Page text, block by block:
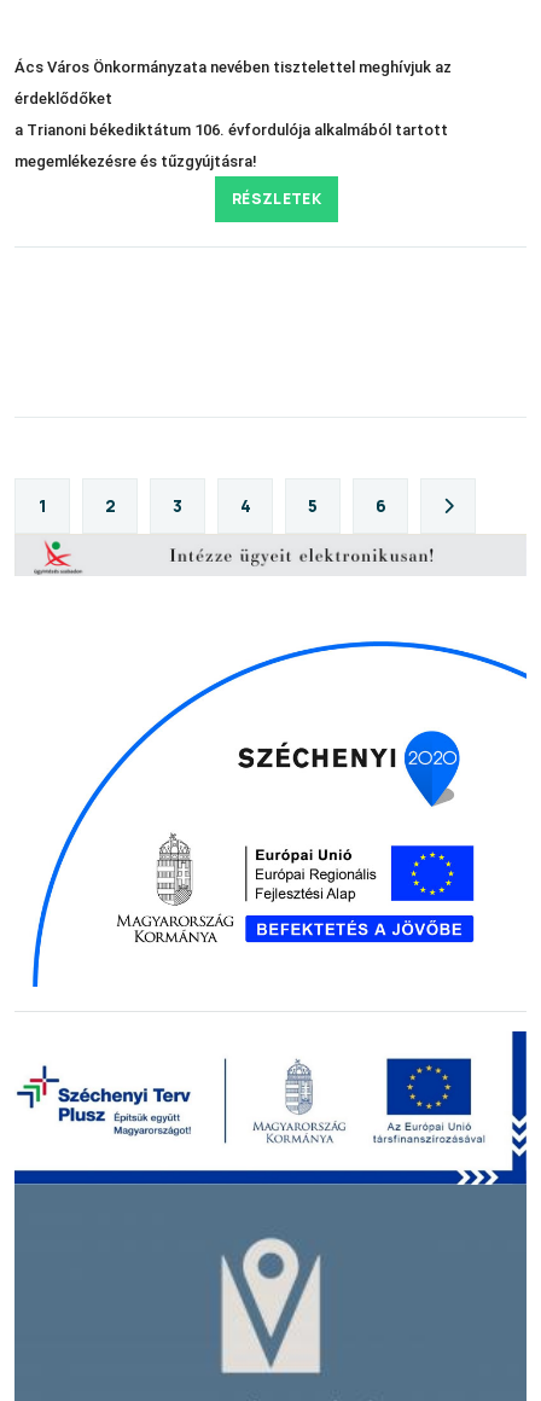
Ács Város Önkormányzata nevében tisztelettel meghívjuk az
érdeklődőket
a Trianoni békediktátum 106. évfordulója alkalmából tartott
megemlékezésre és tűzgyújtásra!
RÉSZLETEK
1 2 3 4 5 6